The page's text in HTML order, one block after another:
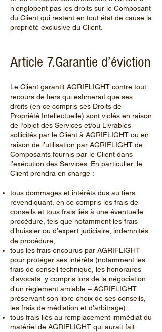
n'englobent pas les droits sur le Composant
du Client qui restent en tout état de cause la
propriété exclusive du Client.
Article 7.Garantie d’éviction
Le Client garantit AGRIFLIGHT contre tout
recours de tiers qui estimerait que ses
droits (en ce compris ses Droits de
Propriété Intellectuelle) sont violés en raison
de l’objet des Services et/ou Livrables
sollicités par le Client à AGRIFLIGHT ou en
raison de l’utilisation par AGRIFLIGHT de
Composants fournis par le Client dans
l’exécution des Services. En particulier, le
Client prendra en charge :
tous dommages et intérêts dus au tiers
revendiquant, en ce compris les frais de
conseils et tous frais liés à une éventuelle
procédure, tels que notamment les frais
d’huissier ou d’expert judiciaire, indemnités
de procédure;
tous les frais encourus par AGRIFLIGHT
pour protéger ses intérêts (notamment les
frais de conseil technique, les honoraires
d'avocats, y compris lors de la négociation
d'un règlement amiable – AGRIFLIGHT
préservant son libre choix de ses conseils,
les frais de médiation et d'arbitrage) ;
tous frais liés au remplacement immédiat du
matériel de AGRIFLIGHT qui aurait fait